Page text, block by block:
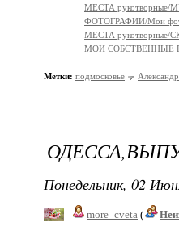
МЕСТА рукотворные/
ФОТОГРАФИИ/Мои
МЕСТА
МОИ СОБСТВЕННЫЕ
Метки: подмосковье
Понедельник, 02
more_cveta (